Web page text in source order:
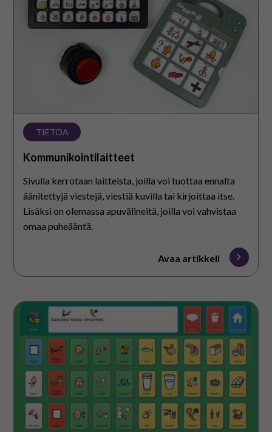
TIETOA
Kommunikointilaitteet
Sivulla kerrotaan laitteista, joilla voi tuottaa ennalta
äänitettyjä viestejä, viestiä kuvilla tai kirjoittaa itse.
Lisäksi on olemassa apuvälineitä, joilla voi vahvistaa
omaa puheääntä.
Avaa artikkeli
Kommunikointiohjelmat